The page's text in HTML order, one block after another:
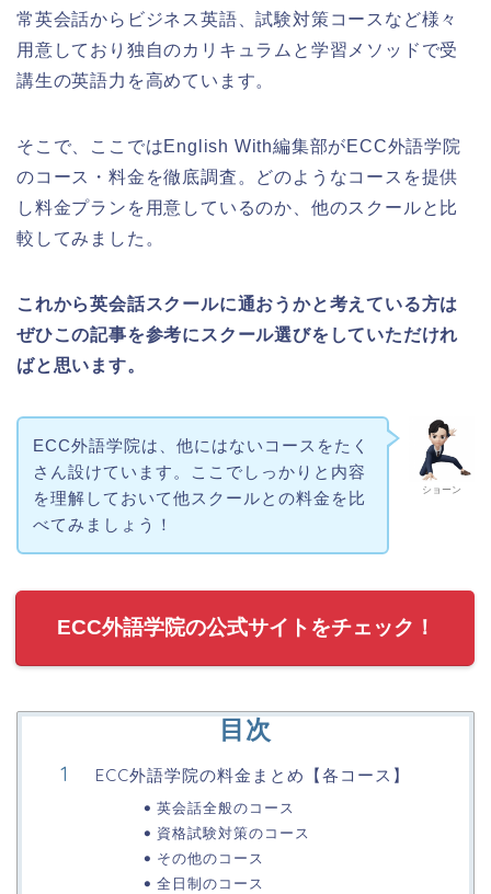
常英会話からビジネス英語、試験対策コースなど様々
用意しており独自のカリキュラムと学習メソッドで受
講生の英語力を高めています。
そこで、ここではEnglish With編集部がECC外語学院
のコース・料金を徹底調査。どのようなコースを提供
し料金プランを用意しているのか、他のスクールと比
較してみました。
これから英会話スクールに通おうかと考えている方は
ぜひこの記事を参考にスクール選びをしていただけれ
ばと思います。
ショーン
ECC外語学院は、他にはないコースをたく
さん設けています。ここでしっかりと内容
を理解しておいて他スクールとの料金を比
べてみましょう！
ECC外語学院の公式サイトをチェック！
目次
ECC外語学院の料金まとめ【各コース】
英会話全般のコース
資格試験対策のコース
その他のコース
全日制のコース